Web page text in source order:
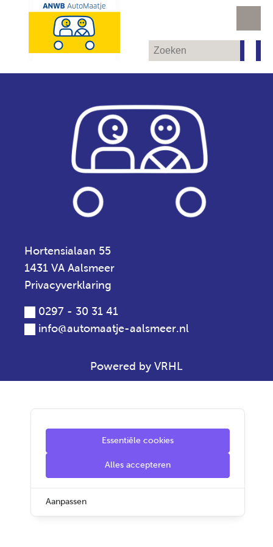
Hortensialaan 55
1431 VA Aalsmeer
Privacyverklaring
0297 - 30 31 41
info@automaatje-aalsmeer.nl
Powered by VRHL
Essentiële cookies
Alles accepteren
Aanpassen